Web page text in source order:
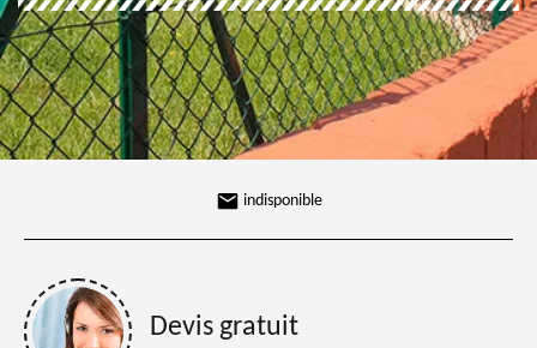
indisponible
Devis gratuit